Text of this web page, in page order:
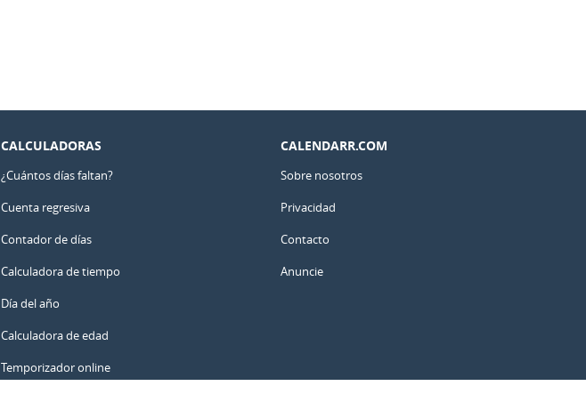
CALCULADORAS
¿Cuántos días faltan?
Cuenta regresiva
Contador de días
Calculadora de tiempo
Día del año
Calculadora de edad
Temporizador online
CALENDARR.COM
Sobre nosotros
Privacidad
Contacto
Anuncie